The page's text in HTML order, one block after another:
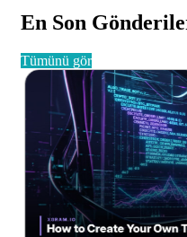
En Son
tümünü gör